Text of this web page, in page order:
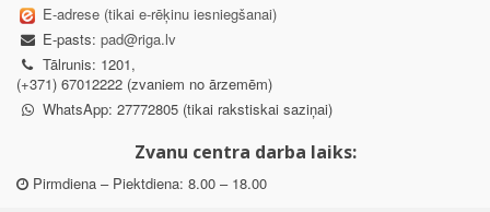
E-adrese (tikai e-rēķinu iesniegšanai)
E-pasts: pad@riga.lv
Tālrunis: 1201,
(+371) 67012222 (zvaniem no ārzemēm)
WhatsApp: 27772805 (tikai rakstiskai saziņai)
Zvanu centra darba laiks:
Pirmdiena – Piektdiena: 8.00 – 18.00